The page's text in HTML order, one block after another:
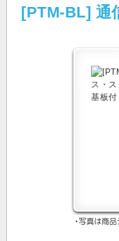
[PTM-BL] 通